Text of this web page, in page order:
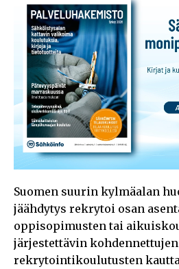
Suomen suurin kylmäalan
jäähdytys rekrytoi osan
oppisopimusten tai
järjestettävin kohdennettujen
rekrytointikoulutusten